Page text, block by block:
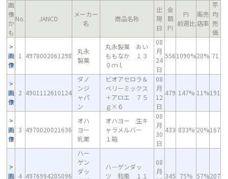
画
像
か
も
No. JANCD
メーカー
名
商品名称
出
現
日
金
額
PI
PI
前週比
販売
店率
平
均
売
価
画
像
1 4978002061298
丸永
製菓
丸永製菓 おい
ももなか １３
０ｍｌ
08
月
24
日
5561090%20% 71
画
像
2 4901112610124
ダノ
ンジ
ャパ
ン
ビオアセロラ＆
ベリーミックス
＋アロエ ７５
ｇ×６
08
月
12
日
479 147% 11%191
画
像
3 4970020021636
オハ
ヨー
乳業
オハヨー 生キ
ャラメルバー
１箱
08
月
30
日
433 833% 20%167
画 4 4976994205096
ハー
ゲン
ダッ
ハ－ゲンダッ
ツ 和栗 １１
08
月
345 75% 57%207